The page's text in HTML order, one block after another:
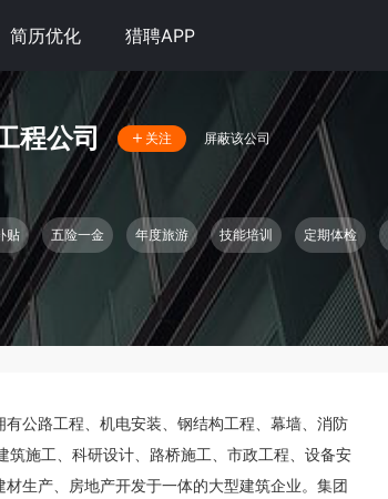
简历优化 猎聘APP
程公司 关注 屏蔽该公司
贴 五险一金 年度旅游 技能培训 定期体检
公路工程、机电安装、钢结构工程、幕墙、消防
施工、科研设计、路桥施工、市政工程、设备安
生产、房地产开发于一体的大型建筑企业。集团